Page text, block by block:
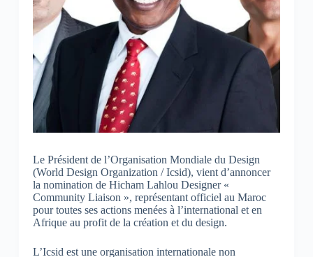
Le Président de l’Organisation Mondiale du Design
(World Design Organization / Icsid), vient d’annoncer
la nomination de Hicham Lahlou Designer «
Community Liaison », représentant officiel au Maroc
pour toutes ses actions menées à l’international et en
Afrique au profit de la création et du design.
L’Icsid est une organisation internationale non